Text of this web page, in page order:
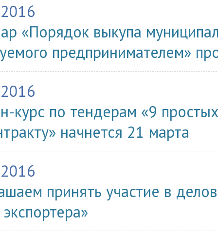
«Порядок выкупа
предпринимателем»
курс по тендерам «9
начнется 21 марта
принять участие в